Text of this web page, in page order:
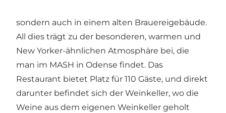
sondern auch in einem alten Brauereigebäude.
All dies trägt zu der besonderen, warmen und
New Yorker-ähnlichen Atmosphäre bei, die
man im MASH in Odense findet. Das
Restaurant bietet Platz für 110 Gäste, und direkt
darunter befindet sich der Weinkeller, wo die
Weine aus dem eigenen Weinkeller geholt